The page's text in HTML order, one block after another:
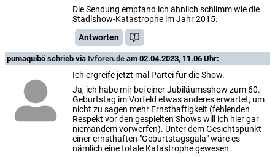
Die Sendung empfand ich ähnlich schlimm wie die
Stadlshow-Katastrophe im Jahr 2015.
Antworten
pumaquibö schrieb via tvforen.de am 02.04.2023, 11.06 Uhr:
Ich ergreife jetzt mal Partei für die Show.
Ja, ich habe mir bei einer Jubiläumsshow zum 60.
Geburtstag im Vorfeld etwas anderes erwartet, um
nicht zu sagen mehr Ernsthaftigkeit (fehlenden
Respekt vor den gespielten Shows will ich hier gar
niemandem vorwerfen). Unter dem Gesichtspunkt
einer ernsthaften "Geburtstagsgala" wäre es
nämlich eine totale Katastrophe gewesen.